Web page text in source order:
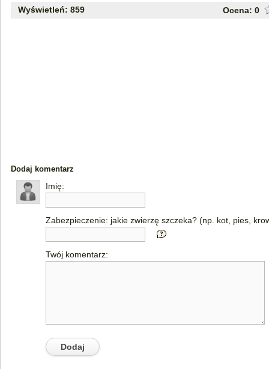
Wyświetleń: 859 Ocena: 0
Dodaj komentarz
Imię:
Zabezpieczenie: jakie zwierzę szczeka? (np. kot, pies,
Twój komentarz: